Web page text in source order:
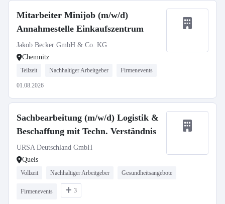
Mitarbeiter Minijob (m/w/d)
Annahmestelle Einkaufszentrum
Jakob Becker GmbH & Co. KG
Chemnitz
Teilzeit Nachhaltiger Arbeitgeber Firmenevents
01.08.2026
Sachbearbeitung (m/w/d) Logistik &
Beschaffung mit Techn. Verständnis
URSA Deutschland GmbH
Queis
Vollzeit Nachhaltiger Arbeitgeber Gesundheitsangebote
Firmenevents 3